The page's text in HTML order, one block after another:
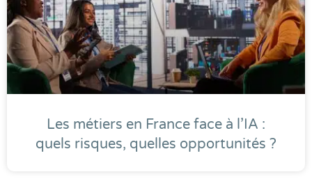
Les métiers en France face à l’IA :
quels risques, quelles opportunités ?